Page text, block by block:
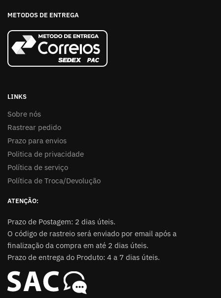
METODOS DE ENTREGA
LINKS
Sobre nós
Rastrear pedido
Prazo para envios
Politica de privacidade
Política de serviço
Política de Troca/Devolução
ATENÇÃO:
Prazo de Postagem: 2 dias úteis.
O código de rastreio será enviado por email após a
finalização da compra em até 2 dias úteis.
Prazo de entrega do Produto: 4 a 7 dias úteis.